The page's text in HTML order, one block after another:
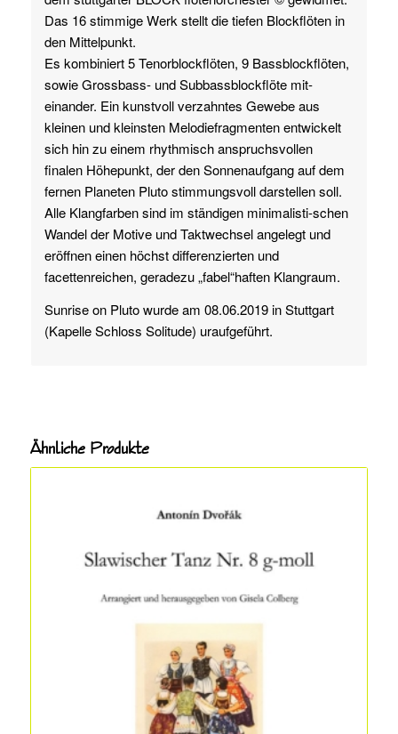
Das 16 stimmige Werk stellt die tiefen Blockflöten in
den Mittelpunkt.
Es kombiniert 5 Tenorblockflöten, 9 Bassblockflöten,
sowie Grossbass- und Subbassblockflöte mit-
einander. Ein kunstvoll verzahntes Gewebe aus
kleinen und kleinsten Melodiefragmenten entwickelt
sich hin zu einem rhythmisch anspruchsvollen
finalen Höhepunkt, der den Sonnenaufgang auf dem
fernen Planeten Pluto stimmungsvoll darstellen soll.
Alle Klangfarben sind im ständigen minimalisti-schen
Wandel der Motive und Taktwechsel angelegt und
eröffnen einen höchst differenzierten und
facettenreichen, geradezu „fabel“haften Klangraum.
Sunrise on Pluto wurde am 08.06.2019 in Stuttgart
(Kapelle Schloss Solitude) uraufgeführt.
Ähnliche Produkte